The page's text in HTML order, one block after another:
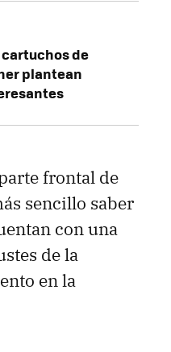
cartuchos de
plantean
frontal de
sencillo saber
con una
de la
en la